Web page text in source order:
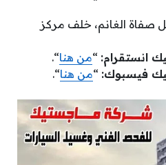
صفاة الغانم، خلف مركز
انستقرام: “من هنا“.
فيسبوك: “من هنا“.